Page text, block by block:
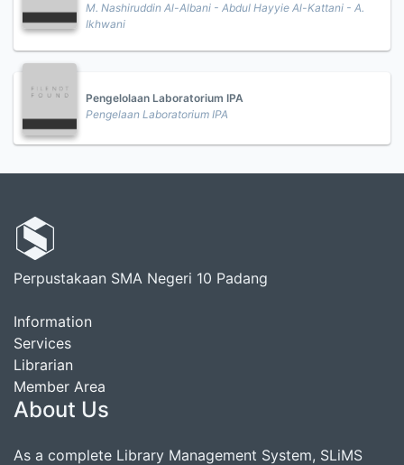
M. Nashiruddin Al-Albani - Abdul Hayyie Al-Kattani - A.
Ikhwani
Pengelolaan Laboratorium IPA
Pengelaan Laboratorium IPA
Perpustakaan SMA Negeri 10 Padang
Information
Services
Librarian
Member Area
About Us
As a complete Library Management System, SLiMS